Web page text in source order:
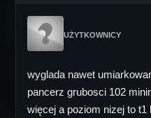
UŻYTKOWNICY
wyglada nawet
pancerz grubosci 102
więcej a poziom nizej to